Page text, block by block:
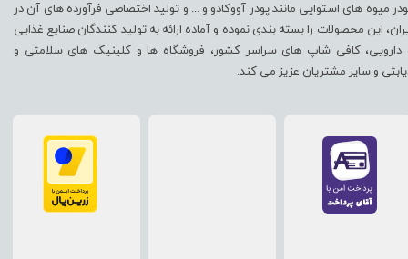
میوه های استوایی مانند پودر آووکادو و ... و تولید اختصاصی فرآورده های آن در
این محصولات را بسته بندی نموده و آماده ارائه به تولید کنندگان صنایع غذایی
دارویی، کافی شاپ های سراسر کشور، فروشگاه ها و کلینیک های سلامتی و
و سایر مشتریان عزیز می کند.